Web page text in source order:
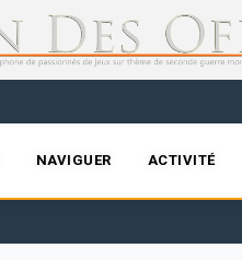
NAVIGUER ACTIVITÉ